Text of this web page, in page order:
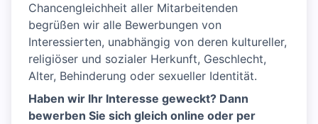
Chancengleichheit aller Mitarbeitenden
begrüßen wir alle Bewerbungen von
Interessierten, unabhängig von deren kultureller,
religiöser und sozialer Herkunft, Geschlecht,
Alter, Behinderung oder sexueller Identität.
Haben wir Ihr Interesse geweckt? Dann
bewerben Sie sich gleich online oder per